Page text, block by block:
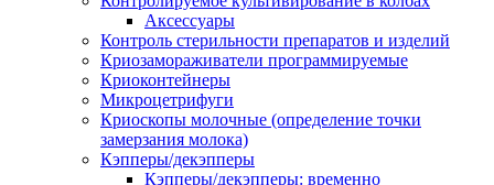
Аксессуары
Контроль стерильности препаратов и изделий
Криозамораживатели программируемые
Криоконтейнеры
Микроцетрифуги
Криоскопы молочные (определение точки
замерзания молока)
Кэпперы/декэпперы
Кэпперы/декэпперы: временно